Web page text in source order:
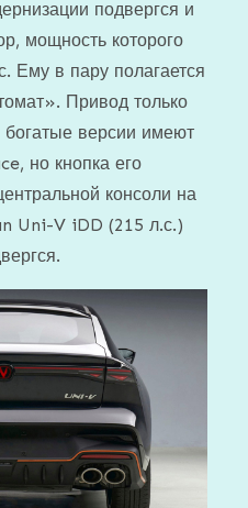
подвергся и
мощность которого
Ему в пару полагается
Привод только
версии имеют
но кнопка его
консоли на
Uni-V iDD (215 л.с.)